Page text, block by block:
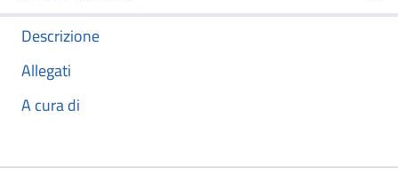
Descrizione
Allegati
A cura di